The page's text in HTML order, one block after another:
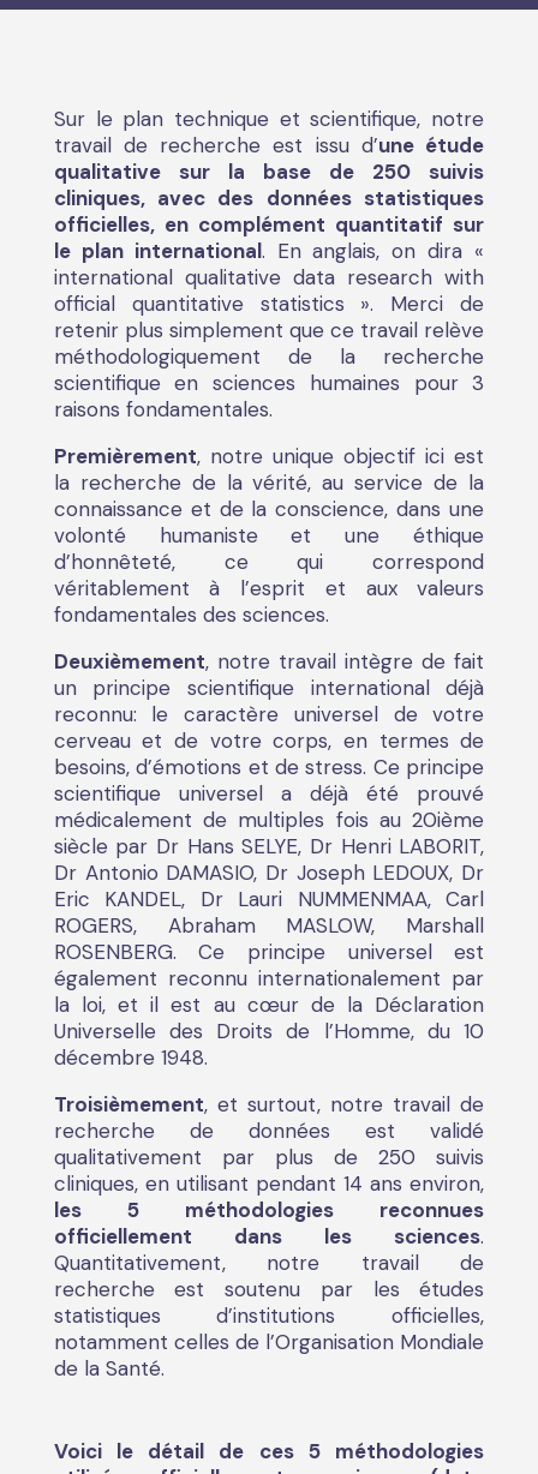
Sur le plan technique et scientifique, notre
travail de recherche est issu d’une étude
qualitative sur la base de 250 suivis
cliniques, avec des données statistiques
officielles, en complément quantitatif sur
le plan international. En anglais, on dira «
international qualitative data research with
official quantitative statistics ». Merci de
retenir plus simplement que ce travail relève
méthodologiquement de la recherche
scientifique en sciences humaines pour 3
raisons fondamentales.
Premièrement, notre unique objectif ici est
la recherche de la vérité, au service de la
connaissance et de la conscience, dans une
volonté humaniste et une éthique
d’honnêteté, ce qui correspond
véritablement à l’esprit et aux valeurs
fondamentales des sciences.
Deuxièmement, notre travail intègre de fait
un principe scientifique international déjà
reconnu: le caractère universel de votre
cerveau et de votre corps, en termes de
besoins, d’émotions et de stress. Ce principe
scientifique universel a déjà été prouvé
médicalement de multiples fois au 20ième
siècle par Dr Hans SELYE, Dr Henri LABORIT,
Dr Antonio DAMASIO, Dr Joseph LEDOUX, Dr
Eric KANDEL, Dr Lauri NUMMENMAA, Carl
ROGERS, Abraham MASLOW, Marshall
ROSENBERG. Ce principe universel est
également reconnu internationalement par
la loi, et il est au cœur de la Déclaration
Universelle des Droits de l’Homme, du 10
décembre 1948.
Troisièmement, et surtout, notre travail de
recherche de données est validé
qualitativement par plus de 250 suivis
cliniques, en utilisant pendant 14 ans environ,
les 5 méthodologies reconnues
officiellement dans les sciences.
Quantitativement, notre travail de
recherche est soutenu par les études
statistiques d’institutions officielles,
notamment celles de l’Organisation Mondiale
de la Santé.
Voici le détail de ces 5 méthodologies